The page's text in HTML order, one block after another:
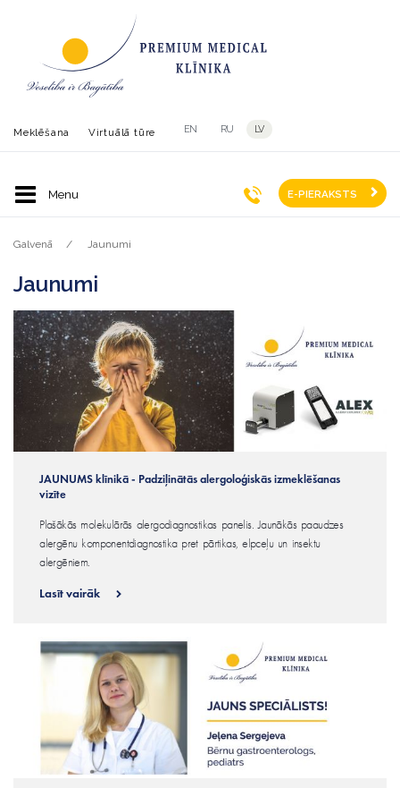
Meklēšana Virtuālā tūre EN RU LV
E-PIERAKSTS
Galvenā Jaunumi
Jaunumi
JAUNUMS klīnikā - Padziļinātās alergoloģiskās izmeklēšanas
vizīte
Plašākās molekulārās alergodiagnostikas panelis. Jaunākās paaudzes
alergēnu komponentdiagnostika pret pārtikas, elpceļu un insektu
alergēniem.
Lasīt vairāk